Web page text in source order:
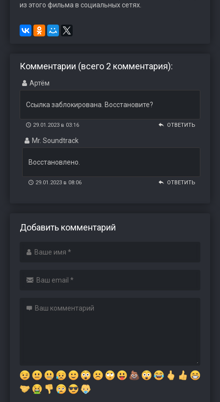
из этого фильма в социальных сетях.
Комментарии (всего 2 комментария):
Артём
Ссылка заблокирована. Восстановите?
29.01.2023 в 03:16 ОТВЕТИТЬ
Mr. Soundtrack
Восстановлено.
29.01.2023 в 08:06 ОТВЕТИТЬ
Добавить комментарий